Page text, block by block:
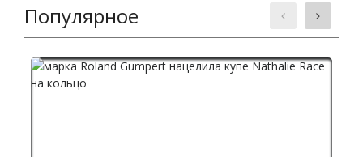
Популярное